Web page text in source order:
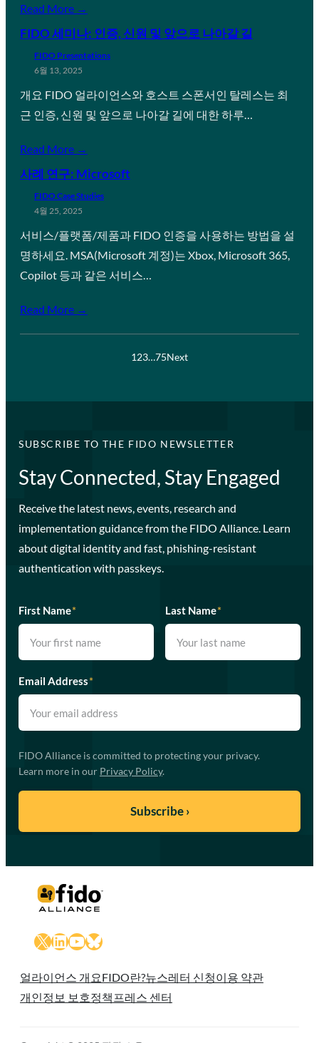
Read More →
FIDO 세미나: 인증, 신원 및 앞으로 나아갈 길
FIDO Presentations
6월 13, 2025
개요 FIDO 얼라이언스와 호스트 스폰서인 탈레스는 최
근 인증, 신원 및 앞으로 나아갈 길에 대한 하루…
Read More →
사례 연구: Microsoft
FIDO Case Studies
4월 25, 2025
서비스/플랫폼/제품과 FIDO 인증을 사용하는 방법을 설
명하세요. MSA(Microsoft 계정)는 Xbox, Microsoft 365,
Copilot 등과 같은 서비스…
Read More →
123…75Next
SUBSCRIBE TO THE FIDO NEWSLETTER
Stay Connected, Stay Engaged
Receive the latest news, events, research and
implementation guidance from the FIDO Alliance. Learn
about digital identity and fast, phishing-resistant
authentication with passkeys.
First Name* Last Name*
Email Address*
FIDO Alliance is committed to protecting your privacy.
Learn more in our Privacy Policy.
X LinkedIn
YouTube
Bluesky
얼라이언스 개요FIDO란?뉴스레터 신청이용 약관
개인정보 보호정책 프레스 센터